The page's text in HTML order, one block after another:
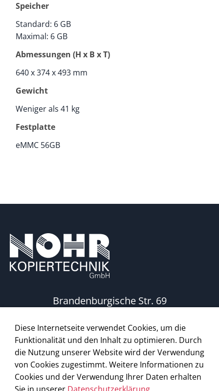
Speicher
Standard: 6 GB
Maximal: 6 GB
Abmessungen (H x B x T)
640 x 374 x 493 mm
Gewicht
Weniger als 41 kg
Festplatte
eMMC 56GB
Brandenburgische Str. 69
Telefon: 030 861 60 75
KOPIEREN • DRUCKEN • FAXEN • SCANNEN
Diese Internetseite verwendet Cookies, um die
Funktionalität und den Inhalt zu optimieren. Durch
die Nutzung unserer Website wird der Verwendung
von Cookies zugestimmt. Weitere Informationen zu
Cookies und der Verwendung Ihrer Daten erhalten